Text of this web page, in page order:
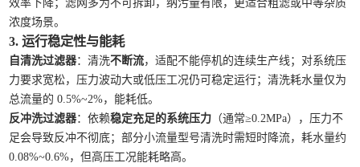
效率下降；滤网多为不可拆卸，纳污量有限，更适合粗滤或中等杂质
浓度场景。
3. 运行稳定性与能耗
自清洗过滤器：清洗不断流，适配不能停机的连续生产线；对系统压
力要求宽松，压力波动大或低压工况仍可稳定运行；清洗耗水量仅为
总流量的 0.5%~2%，能耗低。
反冲洗过滤器：依赖稳定充足的系统压力 （通常≥0.2MPa），压力不
足会导致反冲不彻底；部分小流量型号清洗时需短时降流，耗水量约
0.08%~0.6%，但高压工况能耗略高。